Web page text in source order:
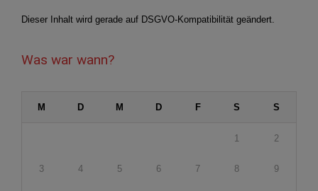
Dieser Inhalt wird gerade auf DSGVO-Kompatibilität geändert.
Was war wann?
M D M D F S S
1 2
3 4 5 6 7 8 9